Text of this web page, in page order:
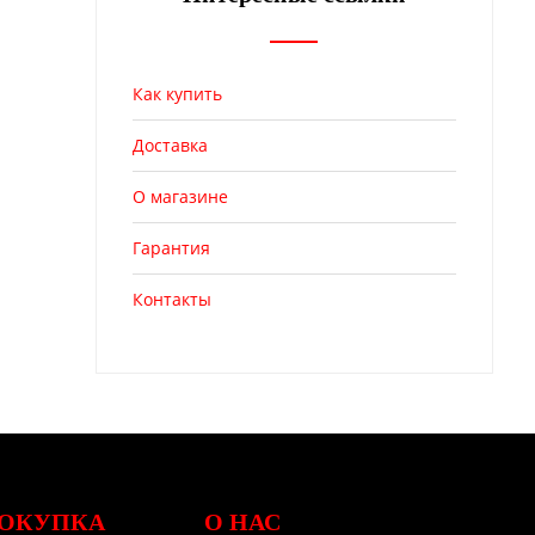
Как купить
Доставка
О магазине
Гарантия
Контакты
О НАС